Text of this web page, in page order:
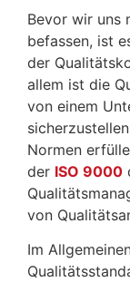
Bevor wir uns
befassen, ist
der
allem ist die
von einem
Normen
der ISO 9000
von
Im